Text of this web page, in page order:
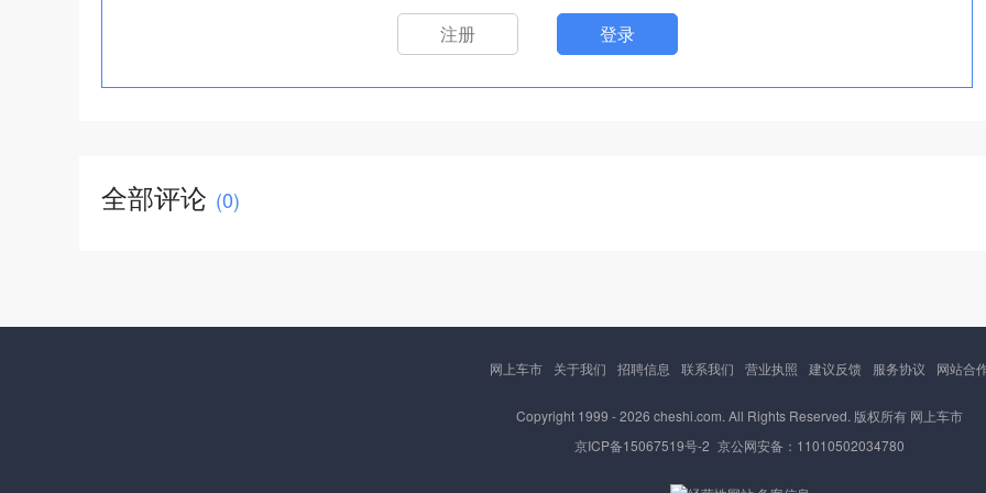
注册 登录
全部评论 (0)
网上车市 关于我们 招聘信息 联系我们 营业执照 建议反馈 服务协议 网站合
Copyright 1999 -2026 cheshi.com. All Rights Reserved. 版权所有 网上车市
京ICP备15067519号-2 京公网安备：11010502034780